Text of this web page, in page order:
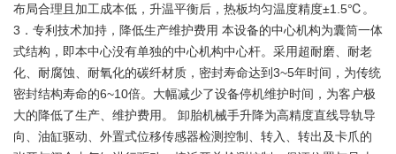
布局合理且加工成本低，升温平衡后，热板均匀温度精度±1.5℃。
3．专利技术加持，降低生产维护费用 本设备的中心机构为囊筒一体
式结构，即本中心没有单独的中心机构中心杆。采用超耐磨、耐老
化、耐腐蚀、耐氧化的碳纤材质，密封寿命达到3~5年时间，为传统
密封结构寿命的6~10倍。大幅减少了设备停机维护时间，为客户极
大的降低了生产、维护费用。 卸胎机械手升降为高精度直线导轨导
向、油缸驱动、外置式位移传感器检测控制、转入、转出及卡爪的